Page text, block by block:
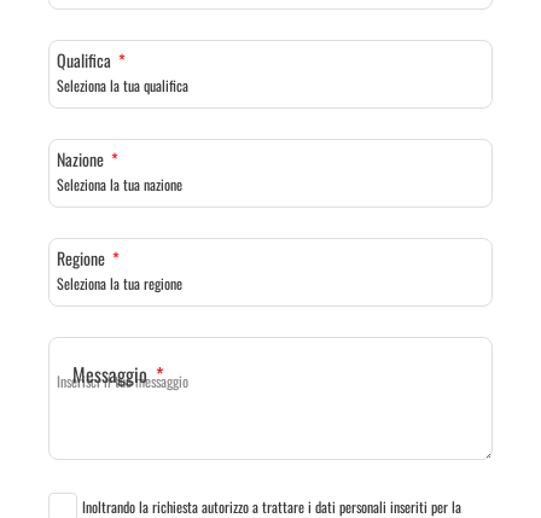
Qualifica
Nazione
Regione
Messaggio
Inoltrando la richiesta autorizzo a trattare i dati personali inseriti per la